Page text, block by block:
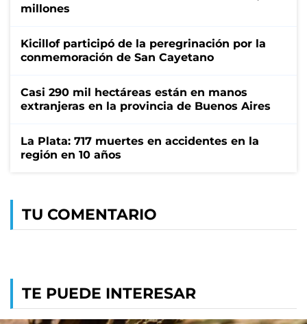
millones
Kicillof participó de la peregrinación por la
conmemoración de San Cayetano
Casi 290 mil hectáreas están en manos
extranjeras en la provincia de Buenos Aires
La Plata: 717 muertes en accidentes en la
región en 10 años
TU COMENTARIO
TE PUEDE INTERESAR